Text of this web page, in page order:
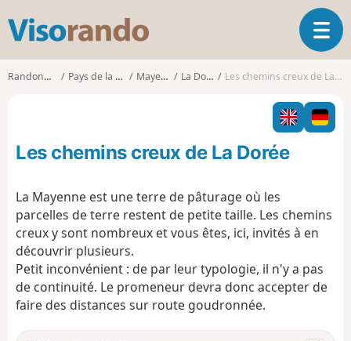
s
o
o
O
u
v
i
r
l
i
t
i
Randonnées Pays de la Loire Mayenne La Dorée Les chemins creux de La Dorée
Les chemins creux de La Dorée
La Mayenne est une terre de pâturage où les
parcelles de terre restent de petite taille. Les chemins
creux y sont nombreux et vous êtes, ici, invités à en
découvrir plusieurs.
Petit inconvénient : de par leur typologie, il n'y a pas
de continuité. Le promeneur devra donc accepter de
faire des distances sur route goudronnée.